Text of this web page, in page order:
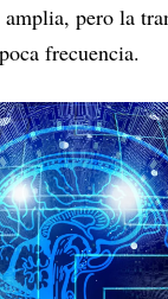
pero la
frecuencia.